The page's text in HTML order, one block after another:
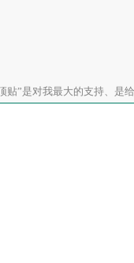
贴”是对我最大的支持、是